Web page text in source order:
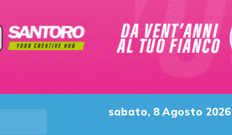
sabato, 8 Agosto 2026